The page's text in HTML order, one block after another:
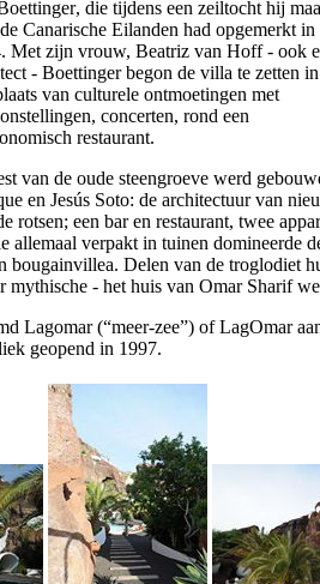
, die tijdens een zeiltocht hij
Canarische Eilanden had opgemerkt in
Met zijn vrouw, Beatriz van Hoff- ook
- Boettingerbegon de villa te zetten in
van culturele ontmoetingen met
concerten, rond een
restaurant.
van de oude steengroeve werd
en Jesús Soto: de architectuur van
rotsen; een bar en restaurant, twee
allemaal verpakt in tuinen domineerde
bougainvillea. Delen van de troglodiet
mythische - het huis van Omar Sharif
Lagomar(“meer-zee”) ofLagOmar
geopend in 1997.